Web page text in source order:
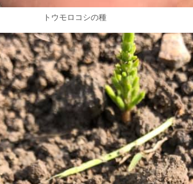
トウモロコシの種